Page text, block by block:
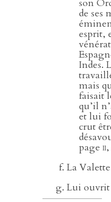
son
de ses
esprit,
Indes.
mais
faisait
qu’il
et lui
crut
page ii
La
Lui ouvrit